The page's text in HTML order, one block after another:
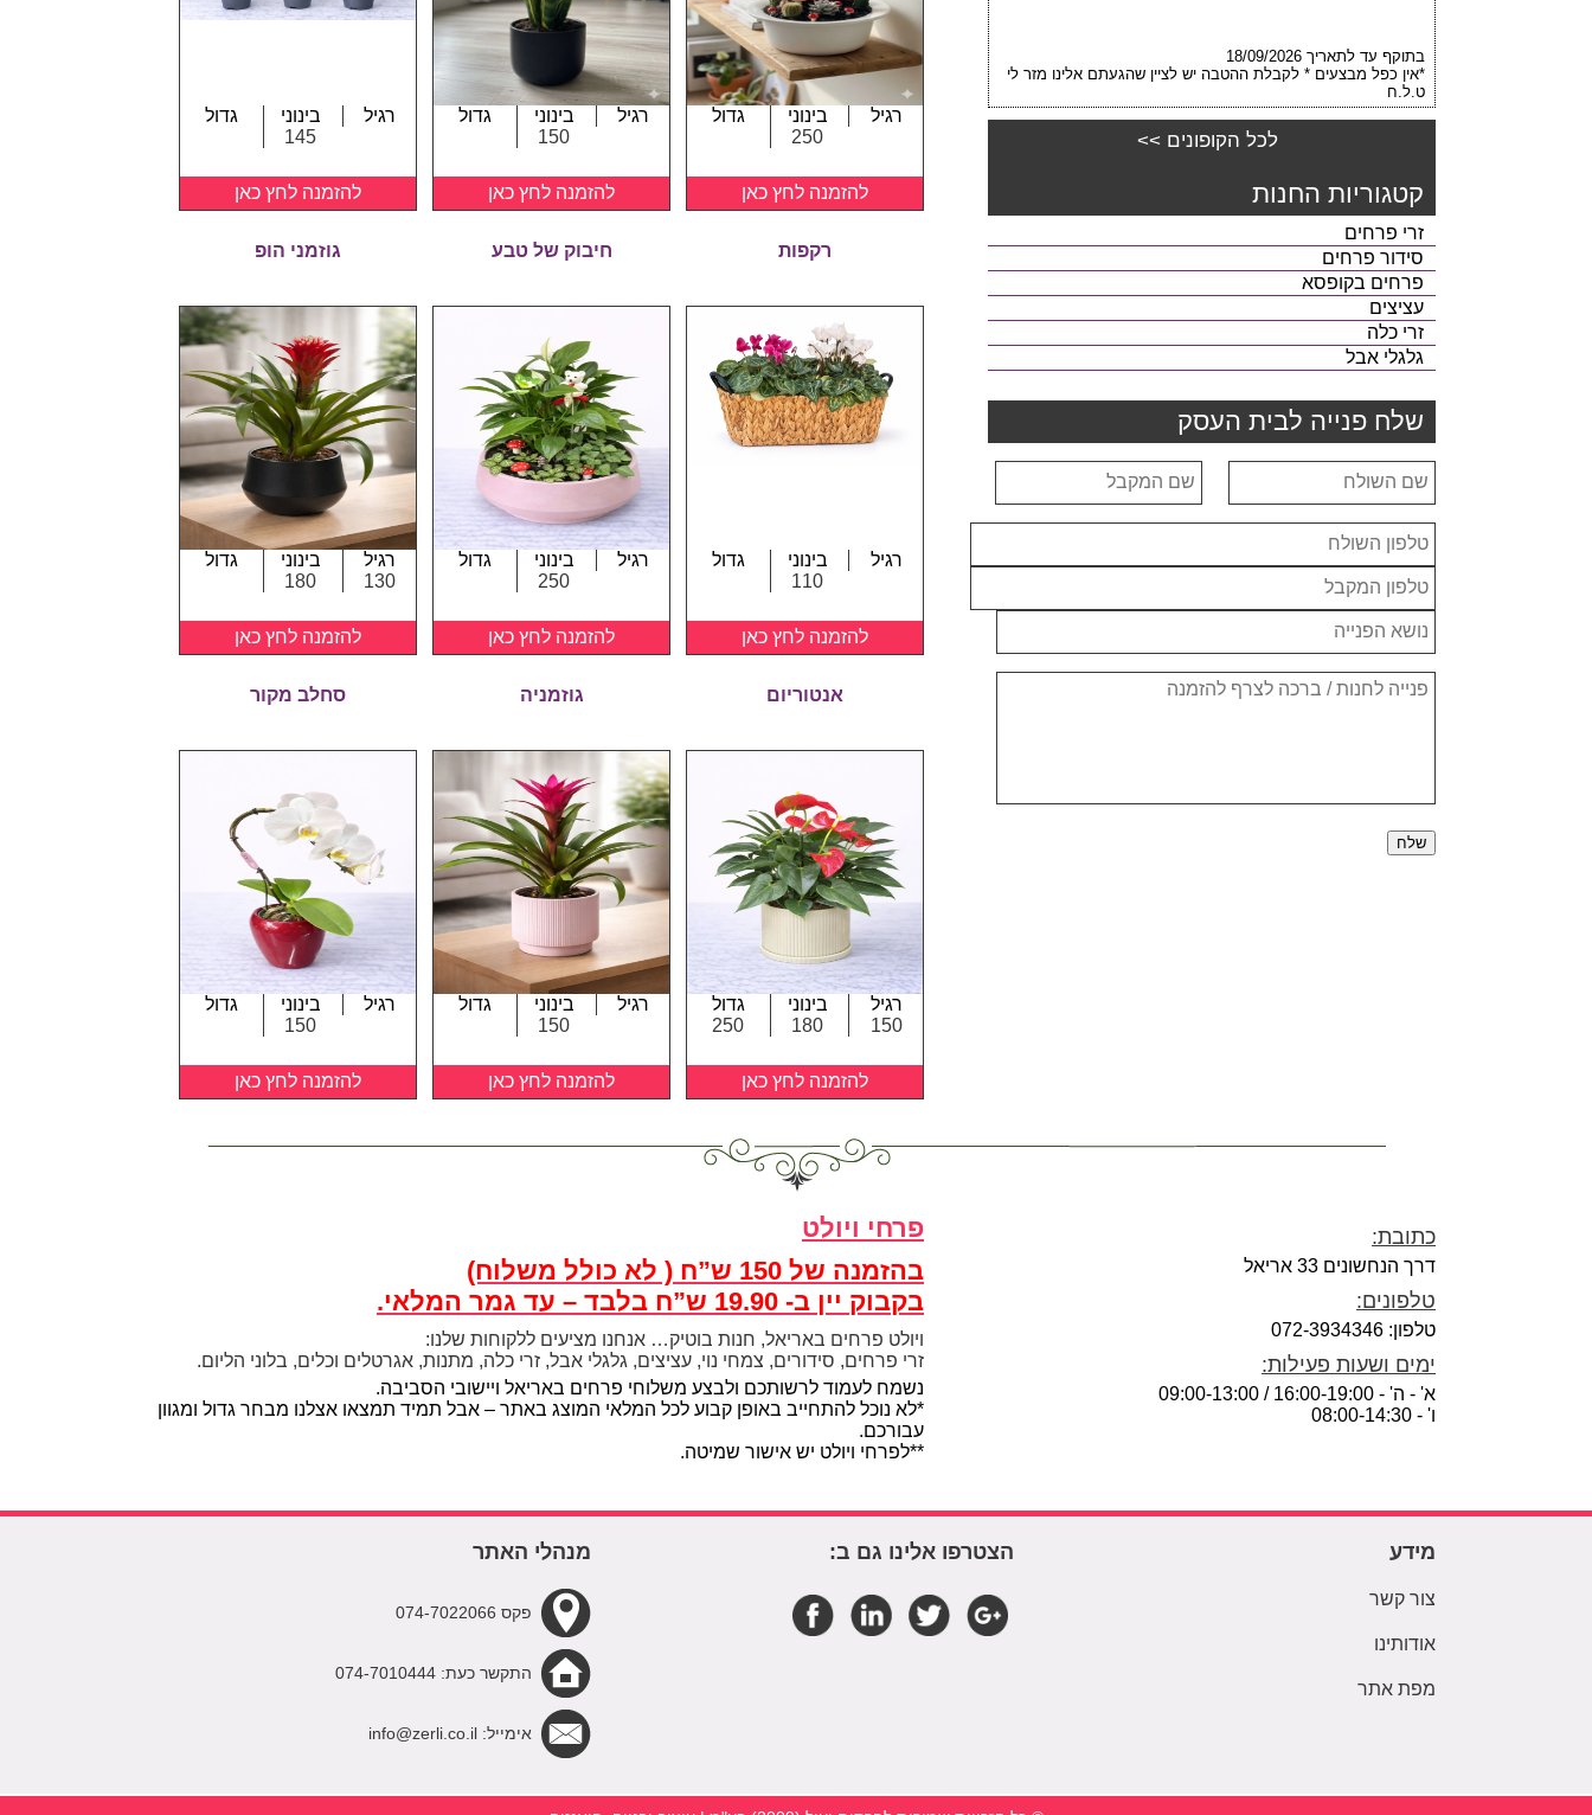
בתוקף עד לתאריך 18/09/2026
*אין כפל מבצעים * לקבלת ההטבה יש לציין שהגעתם אלינו מזר לי
ט.ל.ח
לכל הקופונים >>
קטגוריות החנות
זרי פרחים
סידור פרחים
פרחים בקופסא
עציצים
זרי כלה
גלגלי אבל
שלח פנייה לבית העסק
רגיל
בינוני
250
גדול
להזמנה לחץ כאן
רגיל
בינוני
150
גדול
להזמנה לחץ כאן
רגיל
בינוני
145
גדול
להזמנה לחץ כאן
רקפות
רגיל
בינוני
110
גדול
להזמנה לחץ כאן
חיבוק של טבע
רגיל
בינוני
250
גדול
להזמנה לחץ כאן
גוזמני הופ
רגיל
130
בינוני
180
גדול
להזמנה לחץ כאן
אנטוריום
רגיל
150
בינוני
180
גדול
250
להזמנה לחץ כאן
גוזמניה
רגיל
בינוני
150
גדול
להזמנה לחץ כאן
סחלב מקור
רגיל
בינוני
150
גדול
להזמנה לחץ כאן
כתובת:
דרך הנחשונים 33 אריאל
טלפונים:
טלפון: 072-3934346
ימים ושעות פעילות:
א' - ה' - 16:00-19:00 / 09:00-13:00
ו' - 08:00-14:30
פרחי ויולט
בהזמנה של 150 ש”ח ( לא כולל משלוח)
בקבוק יין ב- 19.90 ש”ח בלבד – עד גמר המלאי.
ויולט פרחים באריאל, חנות בוטיק… אנחנו מציעים ללקוחות שלנו:
זרי פרחים, סידורים, צמחי נוי, עציצים, גלגלי אבל, זרי כלה, מתנות, אגרטלים וכלים, בלוני הליום.
נשמח לעמוד לרשותכם ולבצע משלוחי פרחים באריאל ויישובי הסביבה.
*לא נוכל להתחייב באופן קבוע לכל המלאי המוצג באתר – אבל תמיד תמצאו אצלנו מבחר גדול ומגוון
עבורכם.
**לפרחי ויולט יש אישור שמיטה.
מידע
צור קשר
אודותינו
מפת אתר
הצטרפו אלינו גם ב: מנהלי האתר
פקס 074-7022066
התקשר כעת: 074-7010444
אימייל: info@zerli.co.il